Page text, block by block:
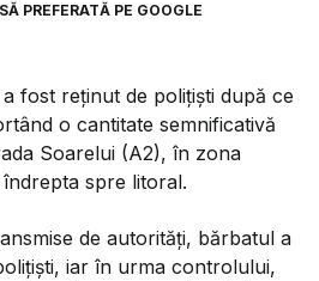
PREFERATĂ PE GOOGLE
fost reținut de polițiști după ce
o cantitate semnificativă
Soarelui (A2), în zona
spre litoral.
de autorități, bărbatul a
iar în urma controlului,